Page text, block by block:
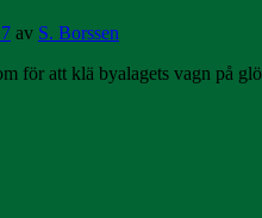
av S. Borssen
för att klä byalagets vagn på